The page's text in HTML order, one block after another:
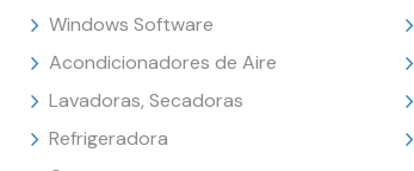
Windows Software
Acondicionadores de Aire
Lavadoras, Secadoras
Refrigeradora